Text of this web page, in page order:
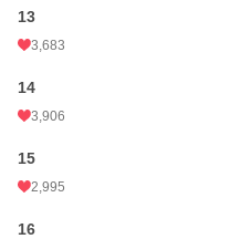
13
3,683
14
3,906
15
2,995
16